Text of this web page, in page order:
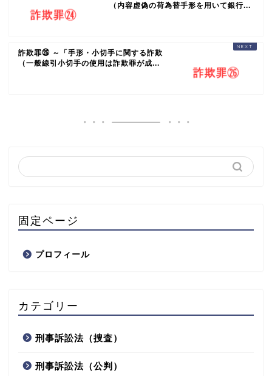
（内容虚偽の荷為替手形を用いて銀行...
詐欺罪㉖ ～「手形・小切手に関する詐欺
（一般線引小切手の使用は詐欺罪が成...
固定ページ
プロフィール
カテゴリー
刑事訴訟法（捜査）
刑事訴訟法（公判）